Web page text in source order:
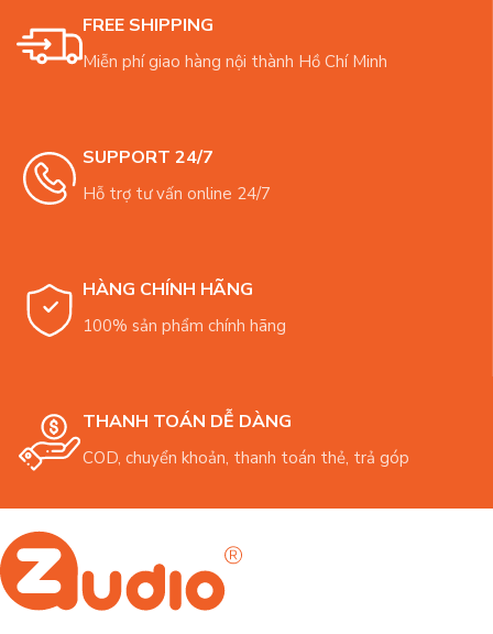
FREE SHIPPING
Miễn phí giao hàng nội thành Hồ Chí Minh
SUPPORT 24/7
Hỗ trợ tư vấn online 24/7
HÀNG CHÍNH HÃNG
100% sản phẩm chính hãng
THANH TOÁN DỄ DÀNG
COD, chuyển khoản, thanh toán thẻ, trả góp